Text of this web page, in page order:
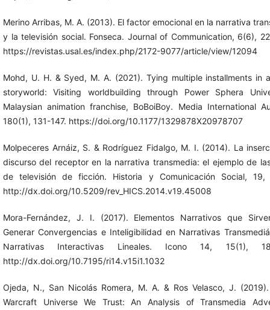
Merino Arribas, M. A. (2013). El factor emocional en la narrativa
y la televisión social. Fonseca. Journal of Communication, 6(6),
https://revistas.usal.es/index.php/2172-9077/article/view/12094
Mohd, U. H. & Syed, M. A. (2021). Tying multiple installments in
storyworld: Visiting worldbuilding through Power Sphera
Malaysian animation franchise, BoBoiBoy. Media International
180(1), 131-147. https://doi.org/10.1177/1329878X20978707
Molpeceres Arnáiz, S. & Rodríguez Fidalgo, M. I. (2014). La
discurso del receptor en la narrativa transmedia: el ejemplo de
de televisión de ficción. Historia y Comunicación Social, 19,
http://dx.doi.org/10.5209/rev_HICS.2014.v19.45008
Mora-Fernández, J. I. (2017). Elementos Narrativos que
Generar Convergencias e Inteligibilidad en Narrativas
Narrativas Interactivas Lineales. Icono 14, 15(1),
http://dx.doi.org/10.7195/ri14.v15i1.1032
Ojeda, N., San Nicolás Romera, M. A. & Ros Velasco, J.
Warcraft Universe We Trust: An Analysis of Transmedia